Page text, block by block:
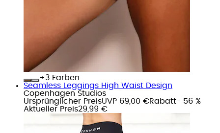
+
Farben
Seamless Leggings High Waist Design
Copenhagen Studios
Ursprünglicher PreisUVP 69,00 €Rabatt- 56 %
Aktueller Preis29,99 €